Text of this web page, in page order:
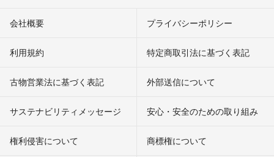
会社概要 プライバシーポリシー
利用規約 特定商取引法に基づく表記
古物営業法に基づく表記 外部送信について
サステナビリティメッセージ 安心・安全のための取り組み
権利侵害について
商標権について